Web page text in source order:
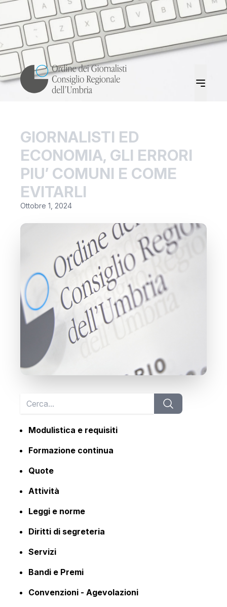
Modulistica e requisiti
Formazione continua
Quote
Attività
Leggi e norme
Diritti di segreteria
Servizi
Bandi e Premi
Convenzioni - Agevolazioni
GIORNALISTI ED
ECONOMIA, GLI ERRORI
PIU’ COMUNI E COME
EVITARLI
Ottobre 1, 2024